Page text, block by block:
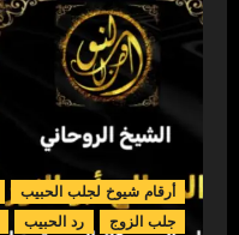
أرقام شيوخ لجلب الحبيب
جلب الزوج
رد الحبيب